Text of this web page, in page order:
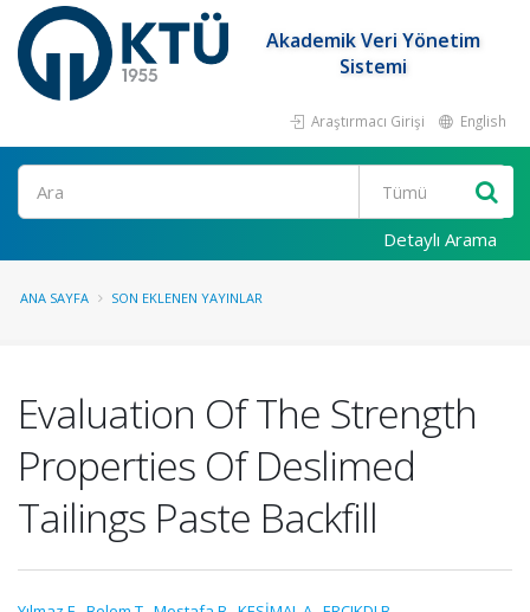
Akademik Veri Yönetim
Sistemi
Araştırmacı Girişi English
Ara
Detaylı Arama
ANA SAYFA SON EKLENEN YAYINLAR
Evaluation Of The Strength
Properties Of Deslimed
Tailings Paste Backfill